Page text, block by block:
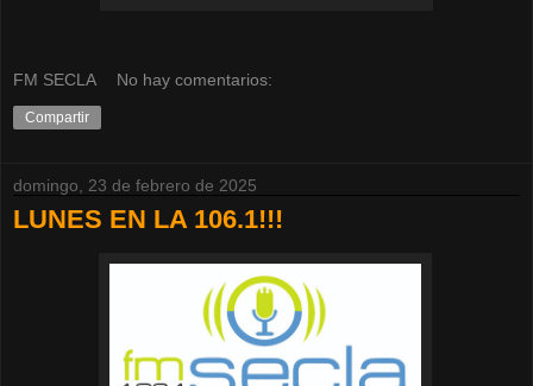
FM SECLA No hay comentarios:
Compartir
domingo, 23 de febrero de 2025
LUNES EN LA 106.1!!!